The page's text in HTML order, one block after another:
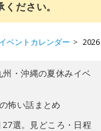
ださい。
ベントカレンダー
・沖縄の夏休みイベ
怖い話まとめ
27選。見どころ・日程